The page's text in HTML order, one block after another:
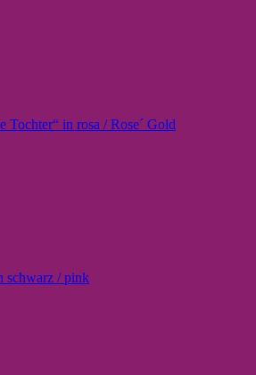
Tochter“ in rosa / Rose´ Gold
schwarz / pink